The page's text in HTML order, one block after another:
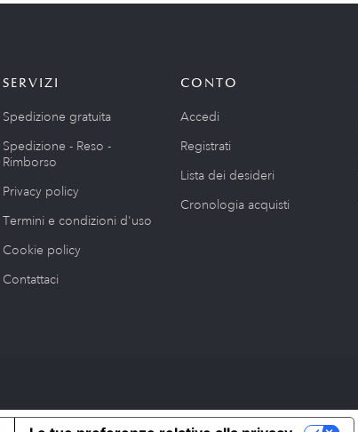
SERVIZI
Spedizione gratuita
Spedizione - Reso -
Rimborso
Privacy policy
Termini e condizioni d'uso
Cookie policy
Contattaci
CONTO
Accedi
Registrati
Lista dei desideri
Cronologia acquisti